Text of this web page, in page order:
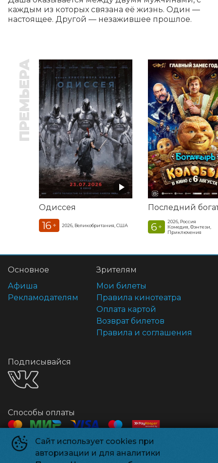
каждым из которых связана её жизнь. Один —
настоящее. Другой — незажившее прошлое.
ПРЕМЬЕРА
Одиссея
16 + 2026, Великобритания, США 6 +
2026, Россия
Комедия, Фэнтези,
Приключения
Сайт использует cookies при
авторизации и для аналитики
Основное
Афиша
Рекламодателям
Зрителям
Мои билеты
Правила кинотеатра
Оплата картой
Возврат билетов
Правила и соглашения
Подписывайся
Способы оплаты
Контакты